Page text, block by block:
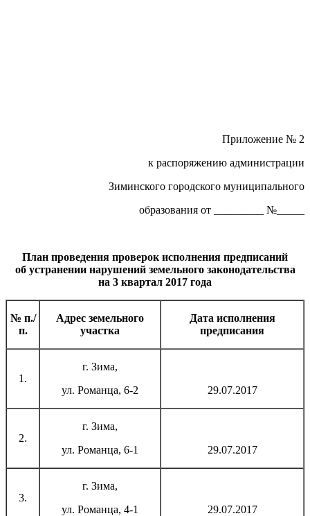
Приложение № 2
к распоряжению администрации
Зиминского городского муниципального
образования от _________ №_____
План проведения проверок исполнения предписаний
об устранении нарушений земельного законодательства
на 3 квартал 2017 года
№ п./
п.
Адрес земельного
участка
Дата исполнения
предписания
1.
г. Зима,
ул. Романца, 6-2
29.07.2017
2.
г. Зима,
ул. Романца, 6-1
29.07.2017
3.
г. Зима,
ул. Романца, 4-1
29.07.2017